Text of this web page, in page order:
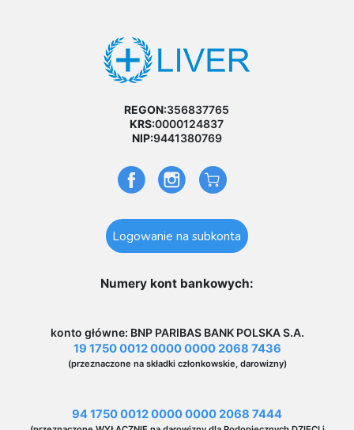
REGON:356837765
KRS:0000124837
NIP:9441380769
Logowanie na subkonta
Numery kont bankowych:
konto główne: BNP PARIBAS BANK POLSKA S.A.
19 1750 0012 0000 0000 2068 7436
(przeznaczone na składki członkowskie, darowizny)
94 1750 0012 0000 0000 2068 7444